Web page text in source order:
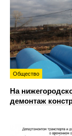
Общество
На
демонтаж